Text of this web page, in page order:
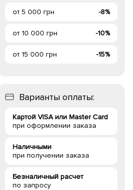
от 5 000 грн -8%
от 10 000 грн -10%
от 15 000 грн -15%
Варианты оплаты:
Картой VISA или Master Card
при оформлении заказа
Наличными
при получении заказа
Безналичный расчет
по запросу